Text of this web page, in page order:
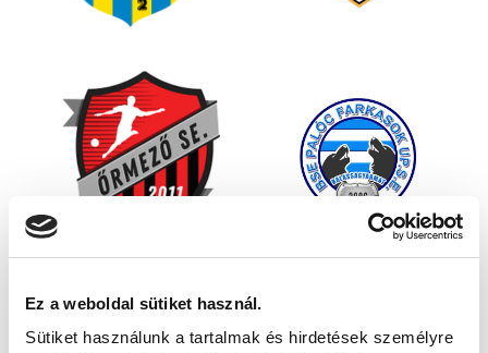
Ez a weboldal sütiket használ.
Sütiket használunk a tartalmak és hirdetések személyre